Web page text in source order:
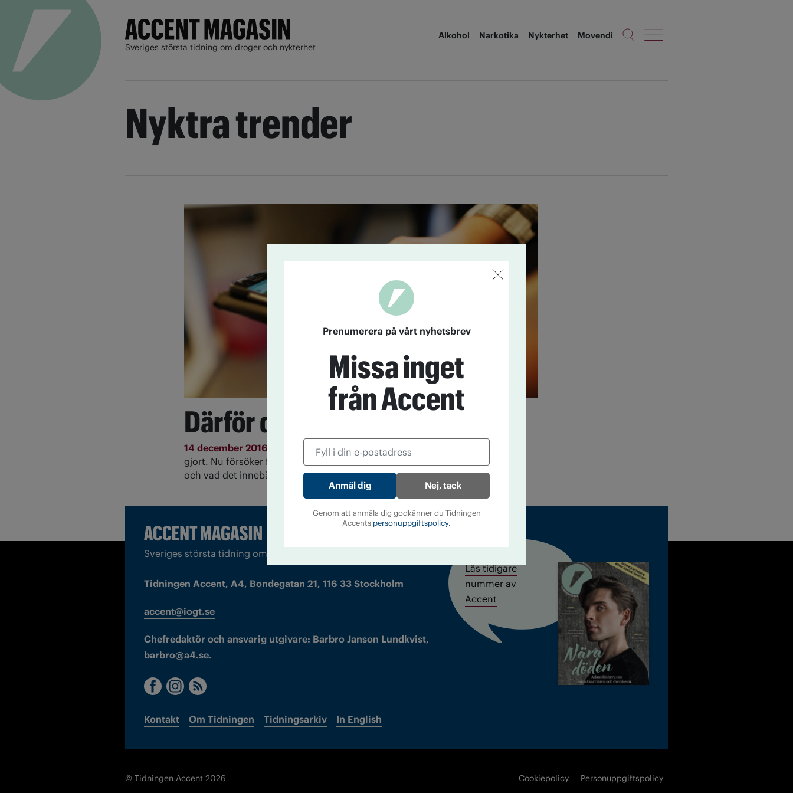
Sveriges största tidning om droger och nykterhet
Alkohol Narkotika Nykterhet Movendi
Nyktra trender
Därför dricker inte unga
14 december 2016
De unga dricker inte som generationer tidigare har
gjort. Nu försöker forskare ta reda på varför, vad de unga gör i stället
och vad det innebär för folkhälsan.
Sveriges största tidning om droger och nykterhet
Tidningen Accent, A4, Bondegatan 21, 116 33 Stockholm
accent@iogt.se
Chefredaktör och ansvarig utgivare: Barbro Janson Lundkvist,
barbro@a4.se.
Kontakt Om Tidningen Tidningsarkiv In English
Läs tidigare
nummer av
Accent
© Tidningen Accent 2026 Cookiepolicy Personuppgiftspolicy
Prenumerera på vårt nyhetsbrev
Missa inget
från Accent
Nej, tack
Genom att anmäla dig godkänner du Tidningen
Accents personuppgiftspolicy.